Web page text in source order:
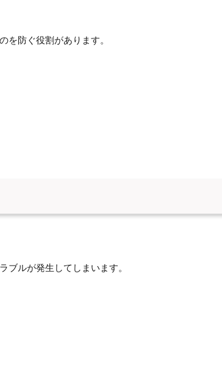
を防ぐ役割があります。
ブルが発生してしまいます。